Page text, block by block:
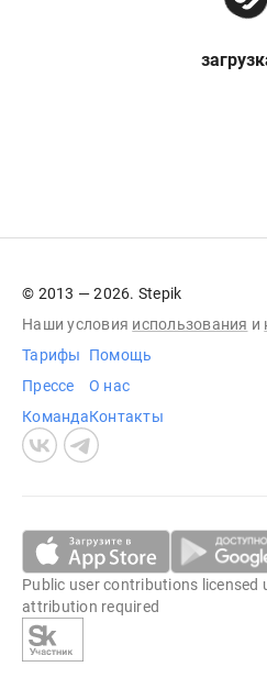
© 2013 — 2026. Stepik
Наши условия использования и
Тарифы
Прессе
Команда
Помощь
О нас
Контакты
Public user contributions licensed
attribution required